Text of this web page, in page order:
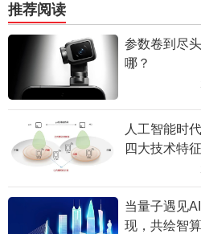
推荐阅读
参数卷到尽
哪？
人工智能时
四大技术特征
当量子遇见
现，共绘智